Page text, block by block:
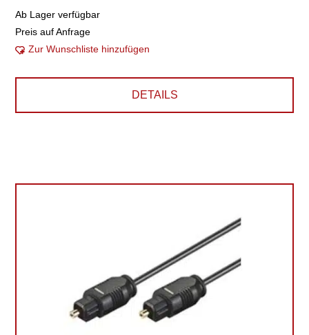
Ab Lager verfügbar
Preis auf Anfrage
Zur Wunschliste hinzufügen
DETAILS